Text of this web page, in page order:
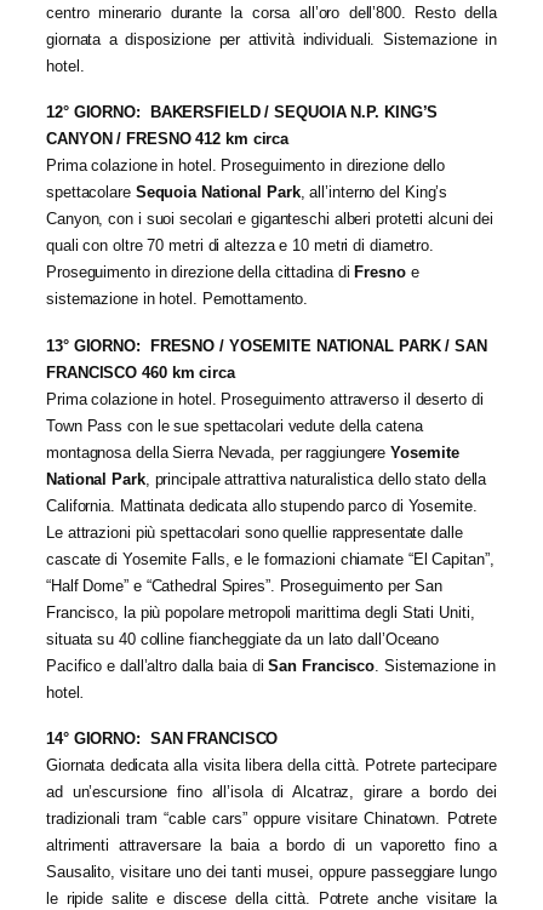
centro minerario durante la corsa all’oro dell’800. Resto della
giornata a disposizione per attività individuali. Sistemazione in
hotel.
12° GIORNO: BAKERSFIELD / SEQUOIA N.P. KING’S
CANYON / FRESNO 412 km circa
Prima colazione in hotel. Proseguimento in direzione dello
spettacolare Sequoia National Park, all’interno del King’s
Canyon, con i suoi secolari e giganteschi alberi protetti alcuni dei
quali con oltre 70 metri di altezza e 10 metri di diametro.
Proseguimento in direzione della cittadina di Fresnoe
sistemazione in hotel. Pernottamento.
13° GIORNO: FRESNO / YOSEMITE NATIONAL PARK / SAN
FRANCISCO 460 km circa
Prima colazione in hotel. Proseguimento attraverso il deserto di
Town Pass con le sue spettacolari vedute della catena
montagnosa della Sierra Nevada, per raggiungere Yosemite
National Park, principale attrattiva naturalistica dello stato della
California. Mattinata dedicata allo stupendo parco di Yosemite.
Le attrazioni più spettacolari sono quellie rappresentate dalle
cascate di Yosemite Falls, e le formazioni chiamate “El Capitan”,
“Half Dome” e “Cathedral Spires”. Proseguimento per San
Francisco, la più popolare metropoli marittima degli Stati Uniti,
situata su 40 colline fiancheggiate da un lato dall’Oceano
Pacifico e dall’altro dalla baia diSan Francisco . Sistemazione in
hotel
14° GIORNO: SAN FRANCISCO
Giornata dedicata alla visita libera della città. Potrete partecipare
ad un’escursione fino all’isola di Alcatraz, girare a bordo dei
tradizionali tram “cable cars” oppure visitare Chinatown. Potrete
altrimenti attraversare la baia a bordo di un vaporetto fino a
Sausalito, visitare uno dei tanti musei, oppure passeggiare lungo
le ripide salite e discese della città. Potrete anche visitare la